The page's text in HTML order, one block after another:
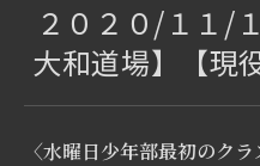
２０２０/１１/
大和道場】【現
〈水曜日少年部最初のクラ